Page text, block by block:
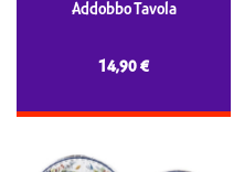
Addobbo Tavola
14,90 €